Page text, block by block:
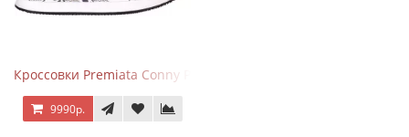
Кроссовки Premiata Conny Perforated White
9990р.